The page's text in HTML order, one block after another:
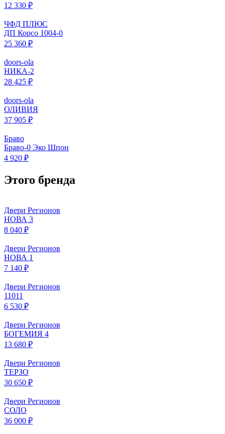
12 330 ₽
ЧФД ПЛЮС
ДП Корсо 1004-0
25 360 ₽
doors-ola
НИКА-2
28 425 ₽
doors-ola
ОЛИВИЯ
37 905 ₽
Браво
Браво-0 Эко Шпон
4 920 ₽
Этого бренда
Двери Регионов
НОВА 3
8 040 ₽
Двери Регионов
НОВА 1
7 140 ₽
Двери Регионов
11011
6 530 ₽
Двери Регионов
БОГЕМИЯ 4
13 680 ₽
Двери Регионов
ТЕРЗО
30 650 ₽
Двери Регионов
СОЛО
36 000 ₽